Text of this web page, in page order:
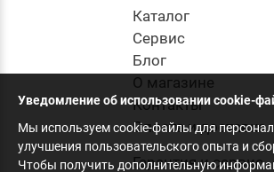
Каталог
Cервис
Блог
О магазине
Контакты
Оплата и доставка
Гарантия и сервис
Уведомление об использовании cookie-
Мы используем cookie-файлы для
улучшения пользовательского опыта и
Чтобы получить дополнительную